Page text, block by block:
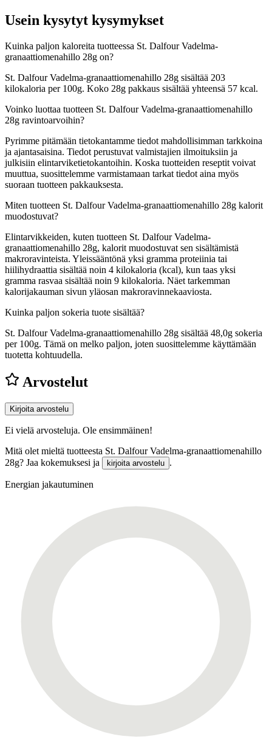
Usein kysytyt kysymykset
Kuinka paljon kaloreita tuotteessa St. Dalfour Vadelma-
granaattiomenahillo 28g on?
St. Dalfour Vadelma-granaattiomenahillo 28g sisältää 203
kilokaloria per 100g. Koko 28g pakkaus sisältää yhteensä 57 kcal.
Voinko luottaa tuotteen St. Dalfour Vadelma-granaattiomenahillo
28g ravintoarvoihin?
Pyrimme pitämään tietokantamme tiedot mahdollisimman tarkkoina
ja ajantasaisina. Tiedot perustuvat valmistajien ilmoituksiin ja
julkisiin elintarviketietokantoihin. Koska tuotteiden reseptit voivat
muuttua, suosittelemme varmistamaan tarkat tiedot aina myös
suoraan tuotteen pakkauksesta.
Miten tuotteen St. Dalfour Vadelma-granaattiomenahillo 28g kalorit
muodostuvat?
Elintarvikkeiden, kuten tuotteen St. Dalfour Vadelma-
granaattiomenahillo 28g, kalorit muodostuvat sen sisältämistä
makroravinteista. Yleissääntönä yksi gramma proteiinia tai
hiilihydraattia sisältää noin 4 kilokaloria (kcal), kun taas yksi
gramma rasvaa sisältää noin 9 kilokaloria. Näet tarkemman
kalorijakauman sivun yläosan makroravinnekaaviosta.
Kuinka paljon sokeria tuote sisältää?
St. Dalfour Vadelma-granaattiomenahillo 28g sisältää 48,0g sokeria
per 100g. Tämä on melko paljon, joten suosittelemme käyttämään
tuotetta kohtuudella.
Arvostelut
Kirjoita arvostelu
Ei vielä arvosteluja. Ole ensimmäinen!
Mitä olet mieltä tuotteesta St. Dalfour Vadelma-granaattiomenahillo
28g? Jaa kokemuksesi ja
kirjoita arvostelu .
Energian jakautuminen